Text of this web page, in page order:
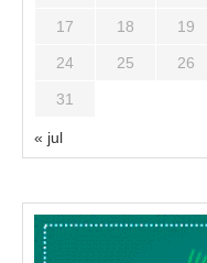
17 18 19
24 25 26
31
« jul